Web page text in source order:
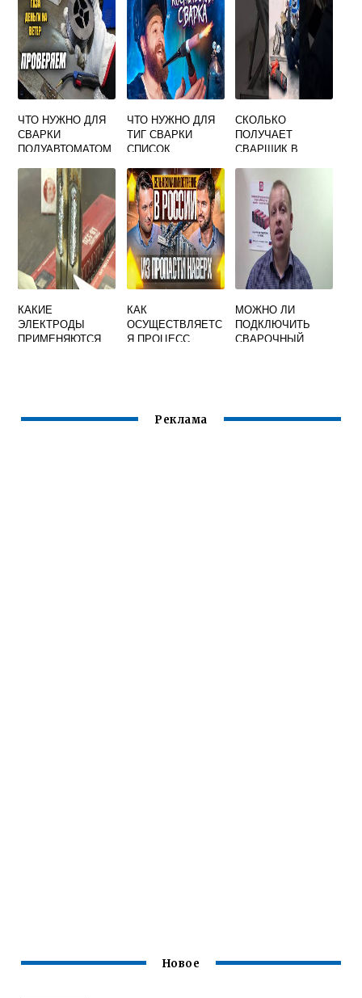
Й СВАРКИ ПОД
ФЛЮСОМ
МЕТАЛЛОКОНСТР
УКЦИЙ
ТЫХ СТАЛЕЙ
ЧТО НУЖНО ДЛЯ
СВАРКИ
ПОЛУАВТОМАТОМ
ЧТО НУЖНО ДЛЯ
ТИГ СВАРКИ
СПИСОК
СКОЛЬКО
ПОЛУЧАЕТ
СВАРЩИК В
КАКИЕ
ЭЛЕКТРОДЫ
ПРИМЕНЯЮТСЯ
КАК
ОСУЩЕСТВЛЯЕТС
Я ПРОЦЕСС
МОЖНО ЛИ
ПОДКЛЮЧИТЬ
СВАРОЧНЫЙ
Реклама
Новое